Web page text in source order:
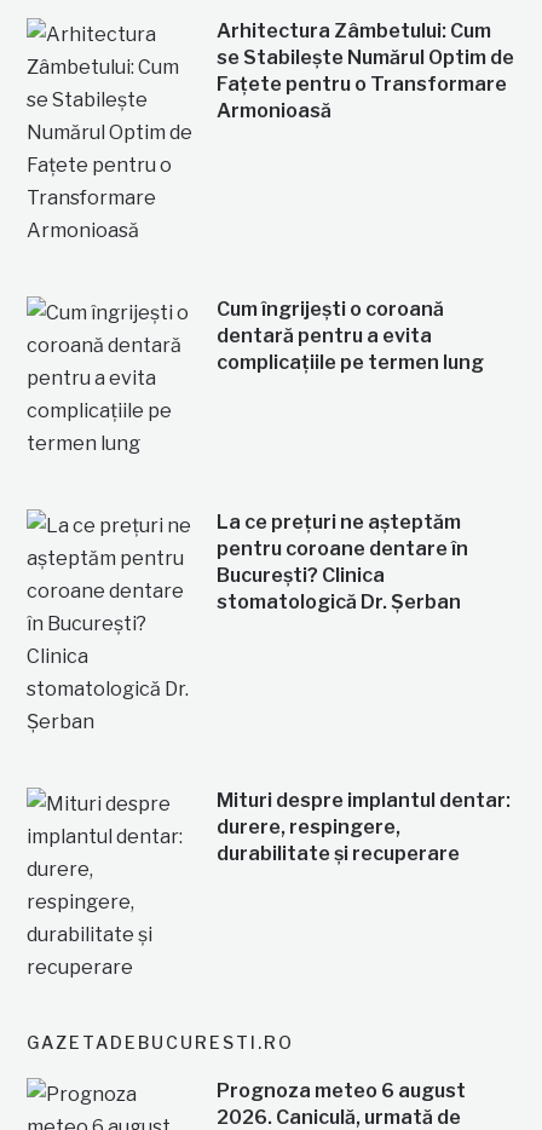
Arhitectura Zâmbetului: Cum
se Stabilește Numărul Optim de
Fațete pentru o Transformare
Armonioasă
Cum îngrijești o coroană
dentară pentru a evita
complicațiile pe termen lung
La ce prețuri ne așteptăm
pentru coroane dentare în
București? Clinica
stomatologică Dr. Șerban
Mituri despre implantul dentar:
durere, respingere,
durabilitate și recuperare
GAZETADEBUCURESTI.RO
Prognoza meteo 6 august
2026. Caniculă, urmată de